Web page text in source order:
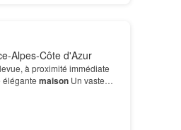
Alpes-Côte d'Azur
à proximité immédiate
élégante maisonUn vaste